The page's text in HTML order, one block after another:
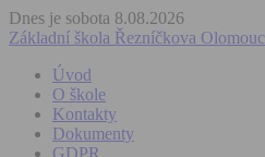
Dnes je sobota 8.08.2026
Základní škola Řezníčkova Olomouc
Úvod
O škole
Kontakty
Dokumenty
GDPR